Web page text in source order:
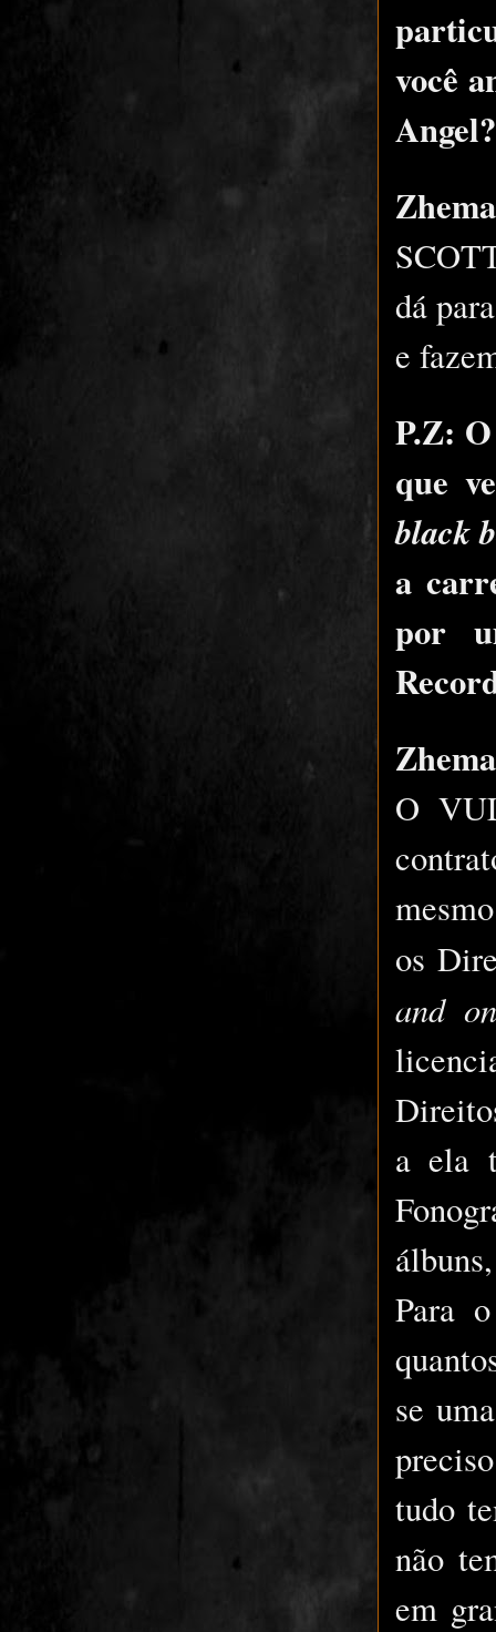
você
dá
e
P.Z:
que
black
a
por
O
os
and
a ela
Para
se
tudo
não
em